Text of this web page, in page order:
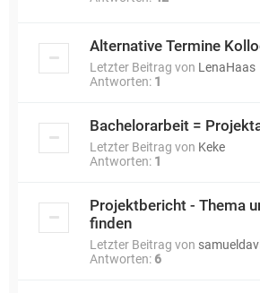
Alternative Termine
Letzter Beitrag von LenaHaas
Antworten: 1
Bachelorarbeit =
Letzter Beitrag von Keke
Antworten: 1
Projektbericht - Thema
finden
Letzter Beitrag von
Antworten: 6